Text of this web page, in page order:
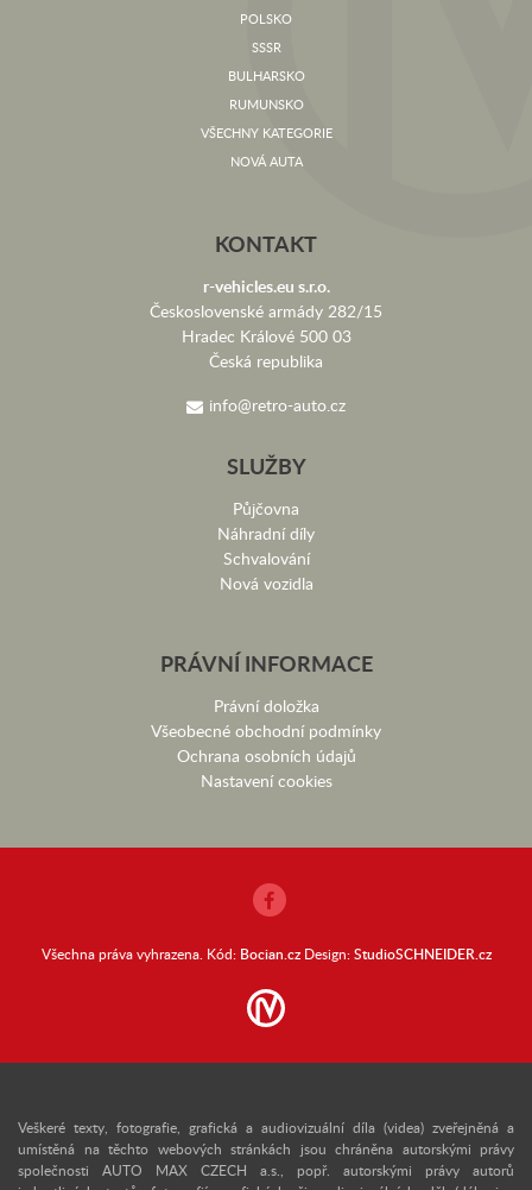
POLSKO
SSSR
BULHARSKO
RUMUNSKO
VŠECHNY KATEGORIE
NOVÁ AUTA
KONTAKT
r-vehicles.eu s.r.o.
Československé armády 282/15
Hradec Králové 500 03
Česká republika
info@retro-auto.cz
SLUŽBY
Půjčovna
Náhradní díly
Schvalování
Nová vozidla
PRÁVNÍ INFORMACE
Právní doložka
Všeobecné obchodní podmínky
Ochrana osobních údajů
Nastavení cookies
Všechna práva vyhrazena. Kód: Bocian.czDesign:StudioSCHNEIDER.cz
Veškeré texty, fotografie, grafická a audiovizuální díla (videa) zveřejněná a
umístěná na těchto webových stránkách jsou chráněna autorskými právy
společnosti AUTO MAX CZECH a.s., popř. autorskými právy autorů